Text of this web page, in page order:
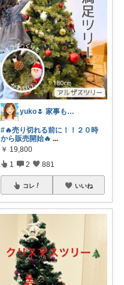
yuko🌷 家事も育児もちょっとラクに
#🔥売り切れる前に！！２０時
から販売開始🔥 ...
￥ 19,800
1 2 881
コレ いいね